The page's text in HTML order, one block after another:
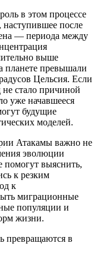
в этом процессе
наступившее после
— периода между
выше
планете превышали
Цельсия. Если
не стало причиной
уже начавшееся
будущие
моделей.
Атакамы важно не
эволюции
выяснить,
к резким
к
миграционные
популяции и
жизни.
превращаются в